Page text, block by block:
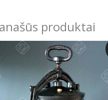
produktai
Original
price
was:
100.00€.
Current
price
85.00€.